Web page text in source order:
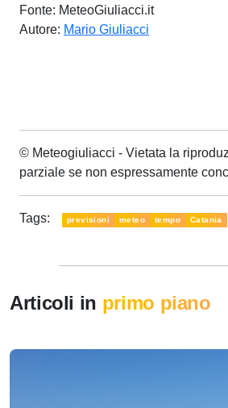
Fonte: MeteoGiuliacci.it
Autore: Mario Giuliacci
© Meteogiuliacci - Vietata la
parziale se non espressamente
Tags: previsioni meteo tempo Catania
Articoli in primo piano